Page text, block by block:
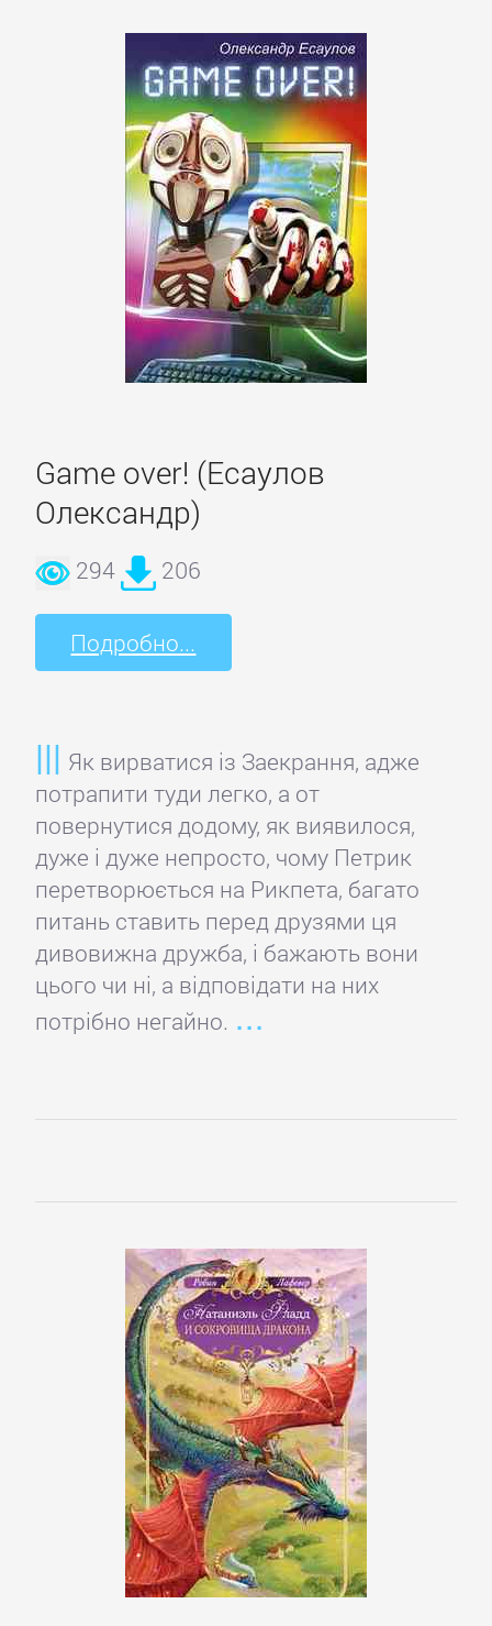
Game over! (Есаулов
Олександр)
294 206
Подробно...
Як вирватися із Заекрання, адже
потрапити туди легко, а от
повернутися додому, як виявилося,
дуже і дуже непросто, чому Петрик
перетворюється на Рикпета, багато
питань ставить перед друзями ця
дивовижна дружба, і бажають вони
цього чи ні, а відповідати на них
потрібно негайно.
инвестиции
Экономика
БОЕВИКИ
Боевики:
Криминальные
боевики
ДЕТЕКТИВЫ
Зарубежные
детективы
Иронические
детективы
детективы
детектив
Политические
детективы
Полицейские
детективы
Современные